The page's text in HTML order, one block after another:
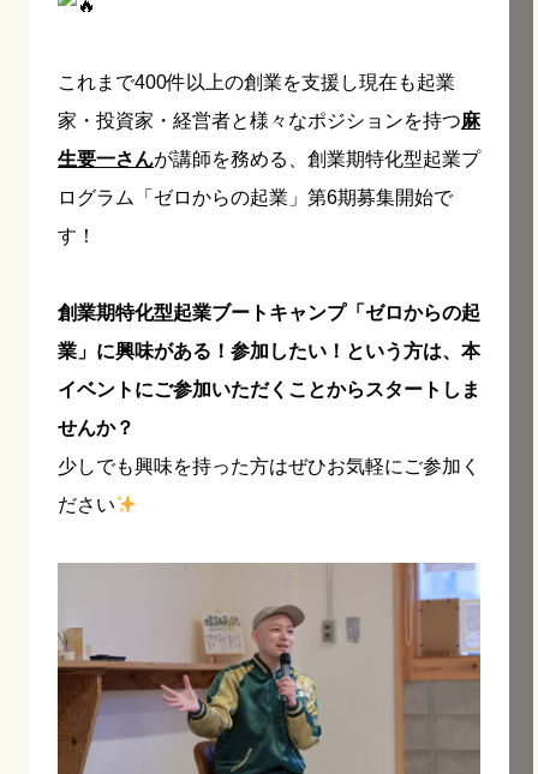
これまで400件以上の創業を支援し現在も起業
家・投資家・経営者と様々なポジションを持つ麻
生要一さんが講師を務める、創業期特化型起業プ
ログラム「ゼロからの起業」第6期募集開始で
す！
創業期特化型起業ブートキャンプ「ゼロからの起
業」に興味がある！参加したい！という方は、本
イベントにご参加いただくことからスタートしま
せんか？
少しでも興味を持った方はぜひお気軽にご参加く
ださい